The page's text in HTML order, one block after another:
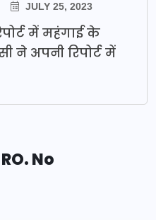
JULY 25, 2023
में महंगाई के
ने अपनी रिपोर्ट में
No